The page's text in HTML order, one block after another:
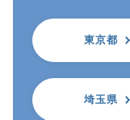
東京都
埼玉県